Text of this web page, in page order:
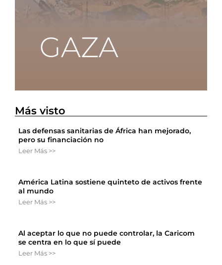
Más visto
Las defensas sanitarias de África han mejorado,
pero su financiación no
Leer Más >>
América Latina sostiene quinteto de activos frente
al mundo
Leer Más >>
Al aceptar lo que no puede controlar, la Caricom
se centra en lo que sí puede
Leer Más >>